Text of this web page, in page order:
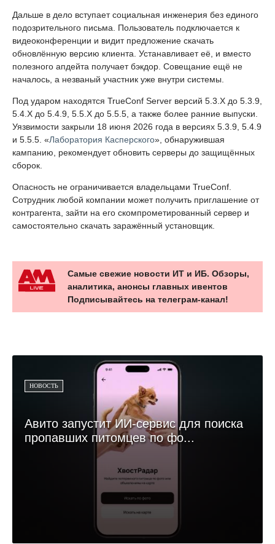
Дальше в дело вступает социальная инженерия без единого
подозрительного письма. Пользователь подключается к
видеоконференции и видит предложение скачать
обновлённую версию клиента. Устанавливает её, и вместо
полезного апдейта получает бэкдор. Совещание ещё не
началось, а незваный участник уже внутри системы.
Под ударом находятся TrueConf Server версий 5.3.X до 5.3.9,
5.4.X до 5.4.9, 5.5.X до 5.5.5, а также более ранние выпуски.
Уязвимости закрыли 18 июня 2026 года в версиях 5.3.9, 5.4.9
и 5.5.5. «Лаборатория Касперского», обнаружившая
кампанию, рекомендует обновить серверы до защищённых
сборок.
Опасность не ограничивается владельцами TrueConf.
Сотрудник любой компании может получить приглашение от
контрагента, зайти на его скомпрометированный сервер и
самостоятельно скачать заражённый установщик.
Самые свежие новости ИТ и ИБ. Обзоры,
аналитика, анонсы главных ивентов
Подписывайтесь на телеграм-канал!
НОВОСТЬ
Авито запустит ИИ-сервис для поиска
пропавших питомцев по фо...